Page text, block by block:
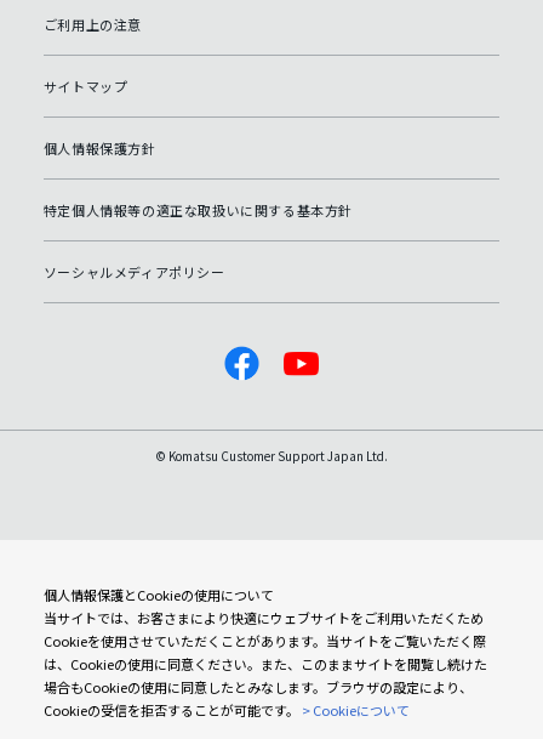
個人情報保護とCookieの使用について
当サイトでは、お客さまにより快適にウェブサイトをご利用いただくため
Cookieを使用させていただくことがあります。当サイトをご覧いただく際
は、Cookieの使用に同意ください。また、このままサイトを閲覧し続けた
場合もCookieの使用に同意したとみなします。ブラウザの設定により、
Cookieの受信を拒否することが可能です。 > Cookieについて
© Komatsu Customer Support Japan Ltd.
ご利用上の注意
サイトマップ
個人情報保護方針
特定個人情報等の適正な取扱いに関する基本方針
ソーシャルメディアポリシー